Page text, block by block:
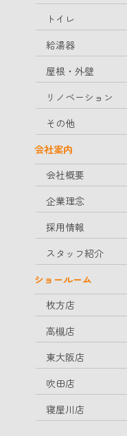
トイレ
給湯器
屋根・外壁
リノベーション
その他
会社案内
会社概要
企業理念
採用情報
スタッフ紹介
ショールーム
枚方店
高槻店
東大阪店
吹田店
寝屋川店